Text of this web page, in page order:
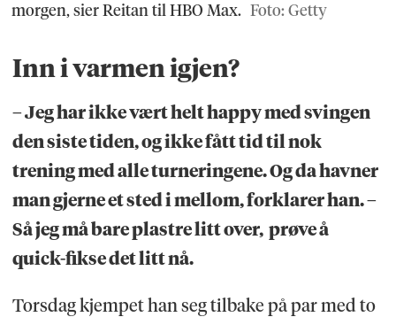
morgen, sier Reitan til HBO Max. Foto: Getty
Inn i varmen igjen?
– Jeg har ikke vært helt happy med svingen
den siste tiden, og ikke fått tid til nok
trening med alle turneringene. Og da havner
man gjerne et sted i mellom, forklarer han. –
Så jeg må bare plastre litt over, prøve å
quick-fikse det litt nå.
Torsdag kjempet han seg tilbake på par med to